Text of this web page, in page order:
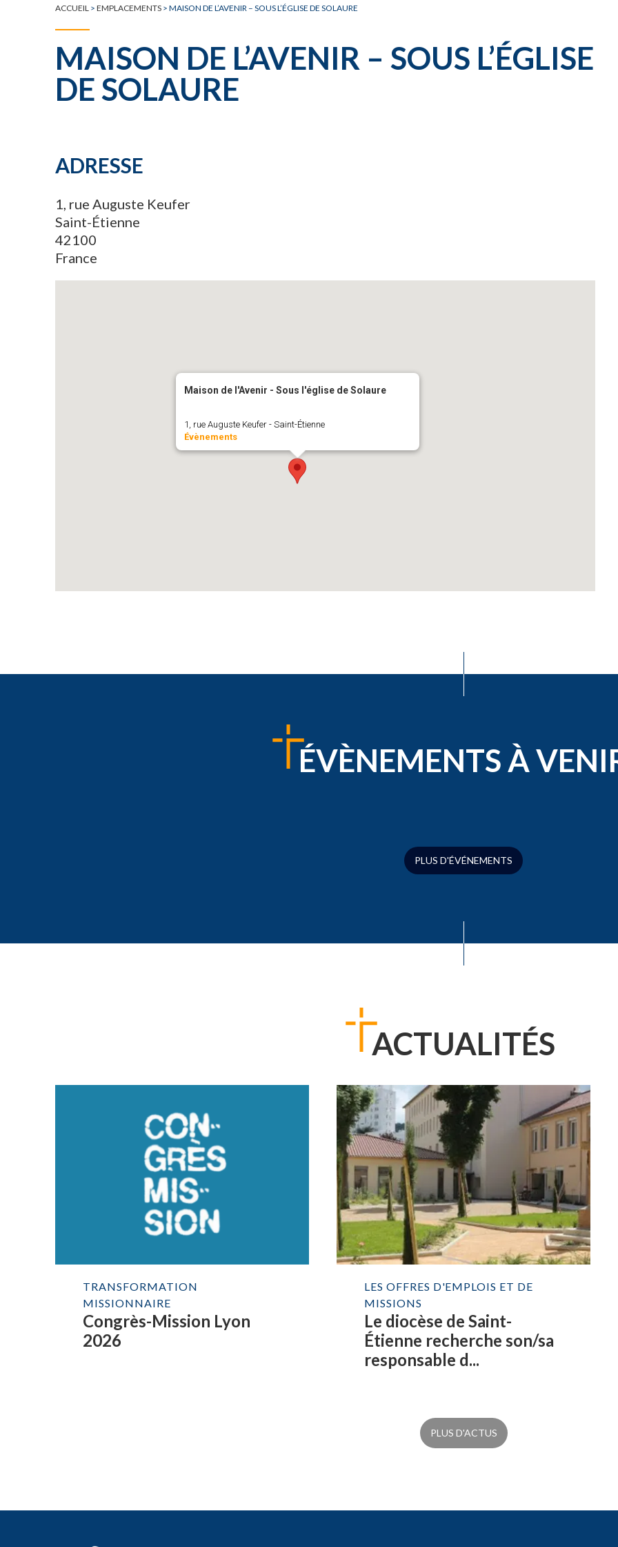
ACCUEIL > EMPLACEMENTS > MAISON DE L’AVENIR – SOUS L’ÉGLISE DE SOLAURE
MAISON DE L’AVENIR – SOUS L’ÉGLISE
DE SOLAURE
ADRESSE
1, rue Auguste Keufer
Saint-Étienne
42100
France
Maison de l'Avenir - Sous l'église de Solaure
1, rue Auguste Keufer - Saint-Étienne
Évènements
ÉVÈNEMENTS À
PLUS D'ÉVÉNEMENTS
ACTUALITÉS
TRANSFORMATION
MISSIONNAIRE
Congrès-Mission Lyon
2026
LES OFFRES D'EMPLOIS ET DE
MISSIONS
Le diocèse de Saint-
Étienne recherche son/sa
responsable d...
PLUS D'ACTUS